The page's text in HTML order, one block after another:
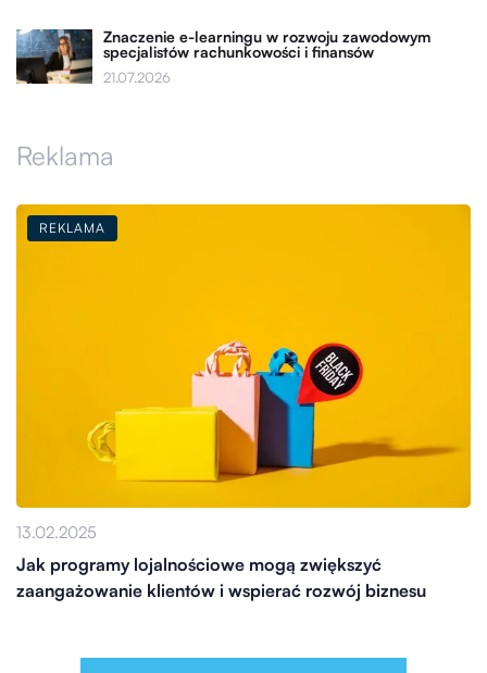
Znaczenie e-learningu w rozwoju zawodowym
specjalistów rachunkowości i finansów
21.07.2026
Reklama
REKLAMA
13.02.2025
Jak programy lojalnościowe mogą zwiększyć
zaangażowanie klientów i wspierać rozwój biznesu